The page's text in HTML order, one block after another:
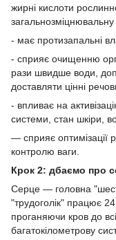
жирні кислоти
загальнозміцнювальну
- має протизапальні
- сприяє очищенню
рази швидше води,
доставляти цінні
- впливає на
системи, стан шкіри,
— сприяє оптимізації
контролю ваги.
Крок 2: дбаємо про
Серце — головна
"трудоголік" працює
проганяючи кров до
багатокілометрову